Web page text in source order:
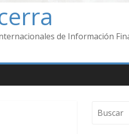
de Información